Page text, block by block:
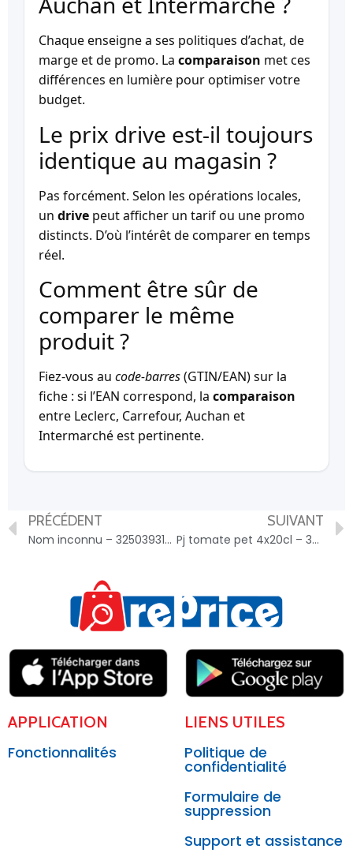
Chaque enseigne a ses politiques d’achat, de
marge et de promo. La comparaison met ces
différences en lumière pour optimiser votre
budget.
Le prix drive est-il toujours
identique au magasin ?
Pas forcément. Selon les opérations locales,
un drive peut afficher un tarif ou une promo
distincts. D’où l’intérêt de comparer en temps
réel.
Comment être sûr de
comparer le même
produit ?
Fiez-vous au code-barres(GTIN/EAN) sur la
fiche : si l’EAN correspond, la comparaison
entre Leclerc, Carrefour, Auchan et
Intermarché est pertinente.
PRÉCÉDENT
Nom inconnu – 3250393109454
SUIVANT
Pj tomate pet 4x20cl – 3250390006831
APPLICATION
Fonctionnalités
LIENS UTILES
Politique de
confidentialité
Formulaire de
suppression
Support et assistance